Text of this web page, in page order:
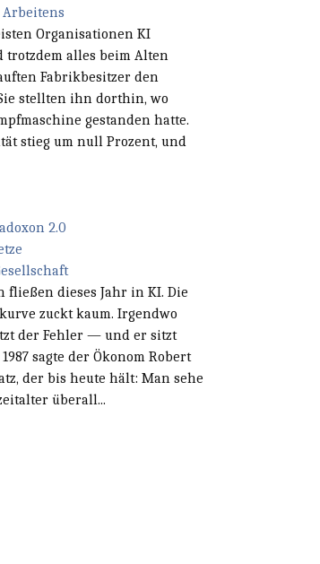
Arbeitens
Organisationen KI
alles beim Alten
Fabrikbesitzer den
stellten ihn dorthin, wo
gestanden hatte.
stieg um null Prozent, und
2.0
dieses Jahr in KI. Die
zuckt kaum. Irgendwo
der Fehler — und er sitzt
sagte der Ökonom Robert
der bis heute hält: Man sehe
überall...